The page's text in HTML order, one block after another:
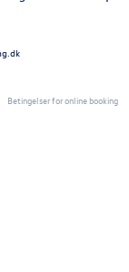
Betingelser for online booking